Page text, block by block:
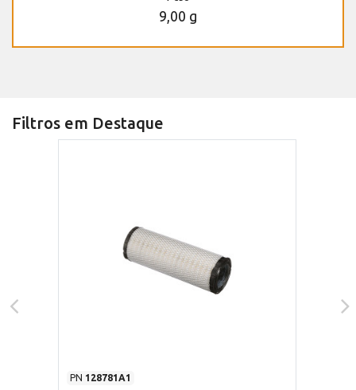
9,00 g
Filtros em Destaque
PN 128781A1